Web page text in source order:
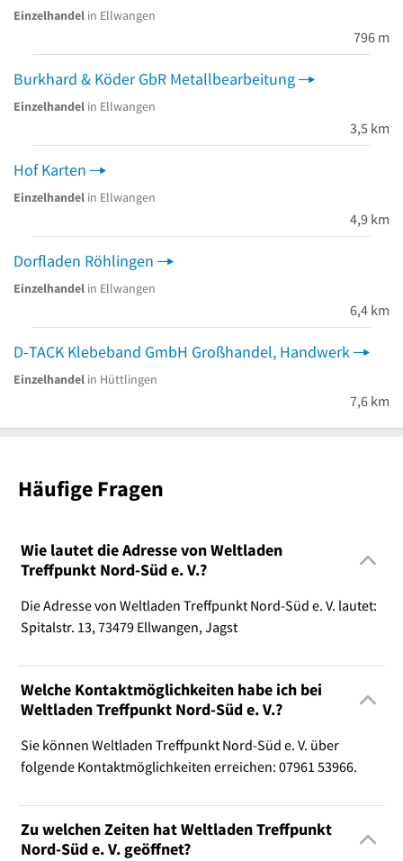
Einzelhandel in Ellwangen
796 m
Burkhard & Köder GbR Metallbearbeitung
Einzelhandel in Ellwangen
3,5 km
Hof Karten
Einzelhandel in Ellwangen
4,9 km
Dorfladen Röhlingen
Einzelhandel in Ellwangen
6,4 km
D-TACK Klebeband GmbH Großhandel, Handwerk
Einzelhandel in Hüttlingen
7,6 km
Häufige Fragen
Wie lautet die Adresse von Weltladen
Treffpunkt Nord-Süd e. V.?
Die Adresse von Weltladen Treffpunkt Nord-Süd e. V. lautet:
Spitalstr. 13, 73479 Ellwangen, Jagst
Welche Kontaktmöglichkeiten habe ich bei
Weltladen Treffpunkt Nord-Süd e. V.?
Sie können Weltladen Treffpunkt Nord-Süd e. V. über
folgende Kontaktmöglichkeiten erreichen: 07961 53966.
Zu welchen Zeiten hat Weltladen Treffpunkt
Nord-Süd e. V. geöffnet?